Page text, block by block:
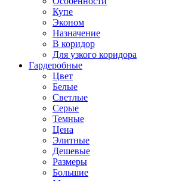
Купе
Эконом
Назначение
В коридор
Для узкого коридора
Гардеробные
Цвет
Белые
Светлые
Серые
Темные
Цена
Элитные
Дешевые
Размеры
Большие